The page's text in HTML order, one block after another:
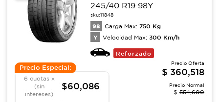
245/40 R19 98Y
sku:11848
98 Carga Max: 750 Kg
Y Velocidad Max: 300 Km/h
Reforzado
Precio Especial:
6 cuotas x
(sin
intereses)
$60,086
Precio Oferta
$ 360,518
Precio Normal
$ 554,600